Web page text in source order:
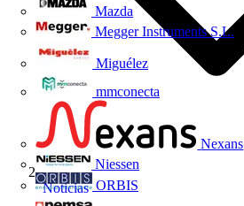
Mazda
Megger Instruments S.L.
Miguélez
mmconecta
Nexans
Niessen
ORBIS
Noticias